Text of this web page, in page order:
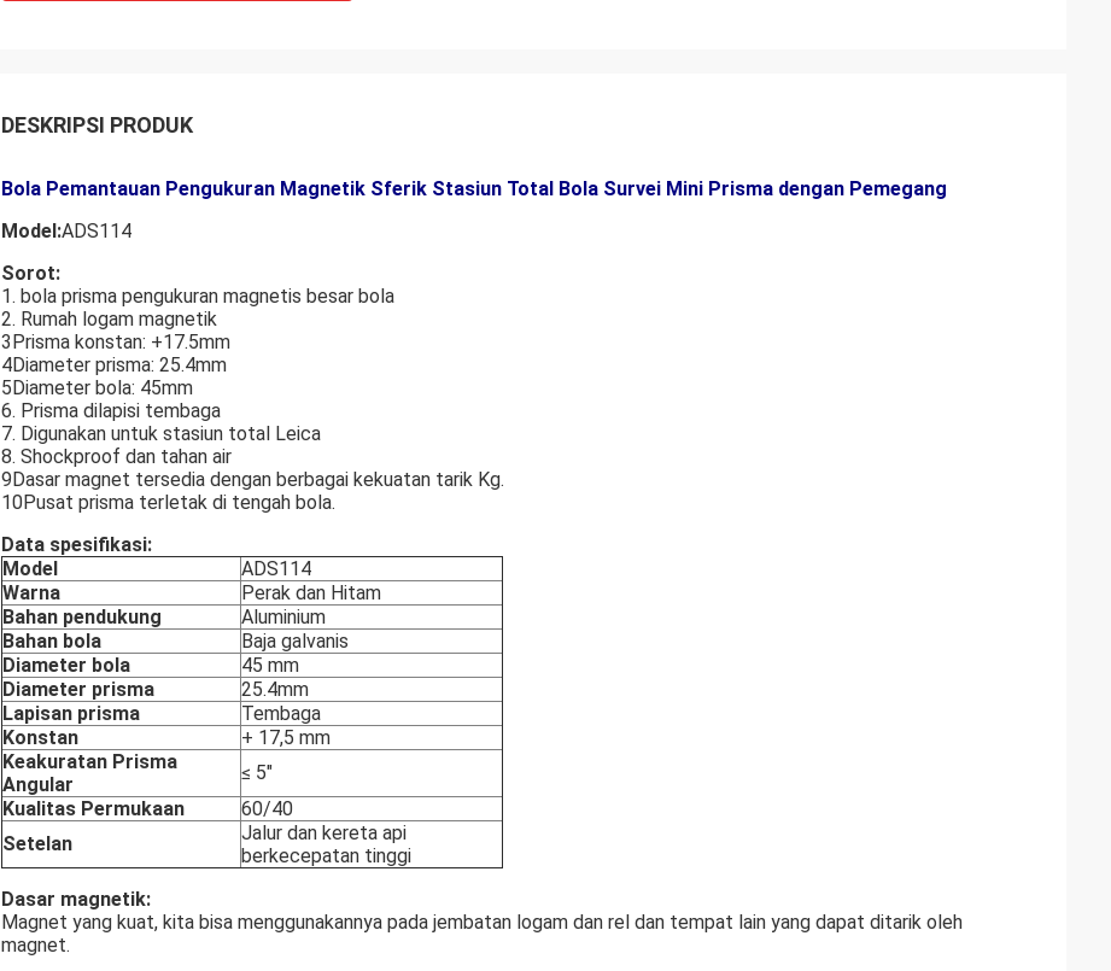
DESKRIPSI PRODUK
Bola Pemantauan Pengukuran Magnetik Sferik Stasiun Total Bola Survei Mini Prisma dengan Pemegang
Model:ADS114
Sorot:
1. bola prisma pengukuran magnetis besar bola
2. Rumah logam magnetik
3Prisma konstan: +17.5mm
4Diameter prisma: 25.4mm
5Diameter bola: 45mm
6. Prisma dilapisi tembaga
7. Digunakan untuk stasiun total Leica
8. Shockproof dan tahan air
9Dasar magnet tersedia dengan berbagai kekuatan tarik Kg.
10Pusat prisma terletak di tengah bola.
Data spesifikasi:
Model
ADS114
Warna
Perak dan Hitam
Bahan pendukung
Aluminium
Bahan bola
Baja galvanis
Diameter bola
45 mm
Diameter prisma
25.4mm
Lapisan prisma
Tembaga
Konstan
+ 17,5 mm
Keakuratan Prisma
Angular
≤ 5"
Kualitas Permukaan
60/40
Setelan
Jalur dan kereta api
berkecepatan tinggi
Dasar magnetik:
Magnet yang kuat, kita bisa menggunakannya pada jembatan logam dan rel dan tempat lain yang dapat ditarik oleh
magnet.